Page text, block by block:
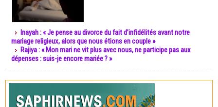
Inayah : « Je pense au divorce du fait d’infidélités avant notre
mariage religieux, alors que nous étions en couple »
Rajiya : « Mon mari ne vit plus avec nous, ne participe pas aux
dépenses : suis-je encore mariée ? »